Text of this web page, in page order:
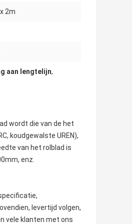
2m
aan lengtelijn,
wordt die van de het
koudgewalste UREN),
van het rolblad is
enz.
levertijd volgen,
vele klanten met ons